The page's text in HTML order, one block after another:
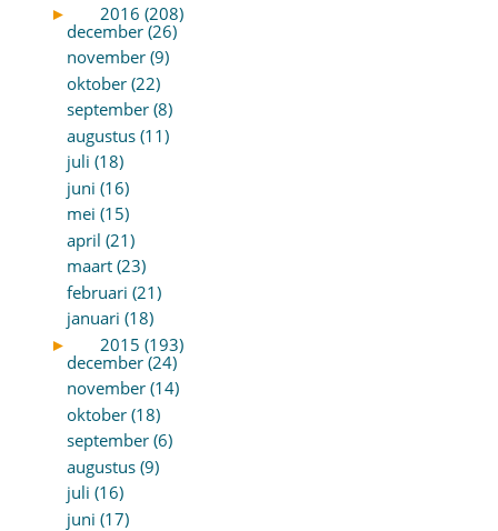
►
2016 (208)
december (26)
november (9)
oktober (22)
september (8)
augustus (11)
juli (18)
juni (16)
mei (15)
april (21)
maart (23)
februari (21)
januari (18)
►
2015 (193)
december (24)
november (14)
oktober (18)
september (6)
augustus (9)
juli (16)
juni (17)